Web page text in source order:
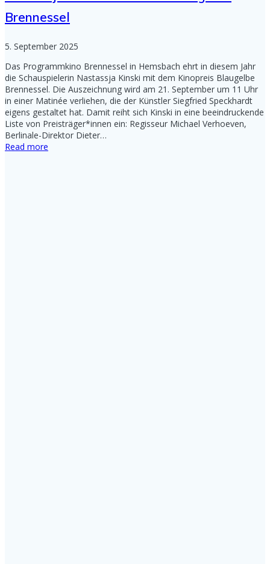
Brennessel
5. September 2025
Das Programmkino Brennessel in Hemsbach ehrt in diesem Jahr
die Schauspielerin Nastassja Kinski mit dem Kinopreis Blaugelbe
Brennessel. Die Auszeichnung wird am 21. September um 11 Uhr
in einer Matinée verliehen, die der Künstler Siegfried Speckhardt
eigens gestaltet hat. Damit reiht sich Kinski in eine beeindruckende
Liste von Preisträger*innen ein: Regisseur Michael Verhoeven,
Berlinale-Direktor Dieter…
Read more